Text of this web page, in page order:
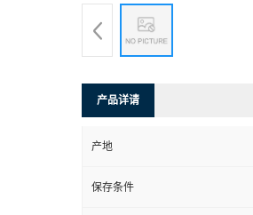
产品详请
产地
保存条件